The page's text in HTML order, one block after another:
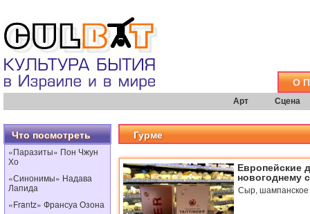
О
Арт Сцена
Что посмотреть
«Паразиты» Пон Чжун
Хо
«Синонимы» Надава
Лапида
«Frantz» Франсуа Озона
Гурме
Европейские
новогоднему
Сыр, шампанское